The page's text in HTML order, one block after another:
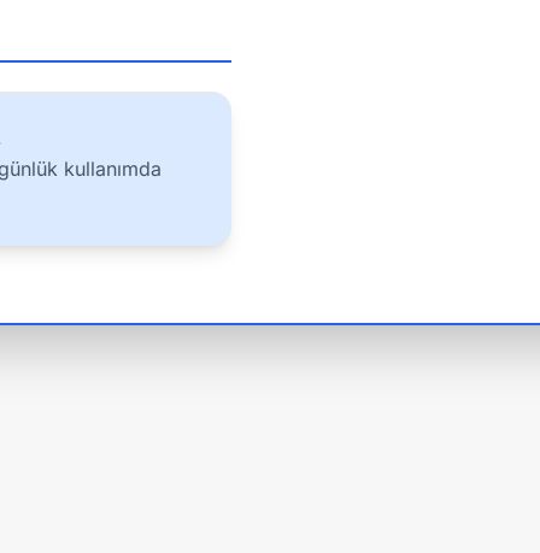
kullanımda